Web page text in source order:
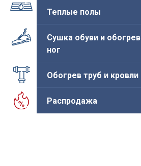
Теплые полы
Сушка обуви и обогрев
ног
Обогрев труб и кровли
Распродажа